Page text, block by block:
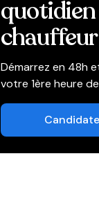
quotidien
Démarrez en 48h
votre 1ère heure